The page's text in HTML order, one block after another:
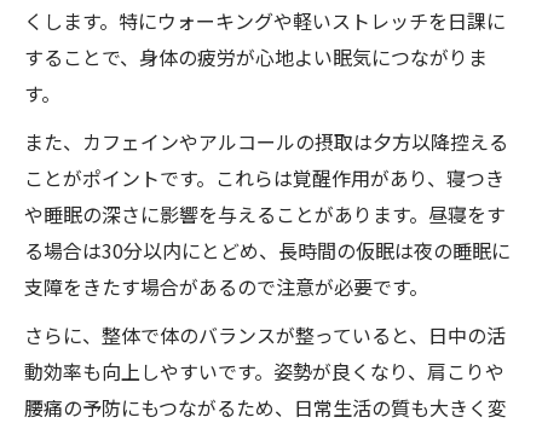
くします。特にウォーキングや軽いストレッチを日課に
することで、身体の疲労が心地よい眠気につながりま
す。
また、カフェインやアルコールの摂取は夕方以降控える
ことがポイントです。これらは覚醒作用があり、寝つき
や睡眠の深さに影響を与えることがあります。昼寝をす
る場合は30分以内にとどめ、長時間の仮眠は夜の睡眠に
支障をきたす場合があるので注意が必要です。
さらに、整体で体のバランスが整っていると、日中の活
動効率も向上しやすいです。姿勢が良くなり、肩こりや
腰痛の予防にもつながるため、日常生活の質も大きく変